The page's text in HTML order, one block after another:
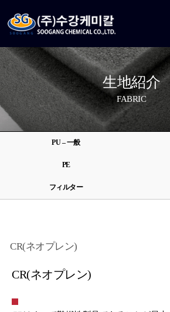
生地紹介
FABRIC
PU – 一般
PE
フィルター
CR(ネオプレン)
CR(ネオプレン)